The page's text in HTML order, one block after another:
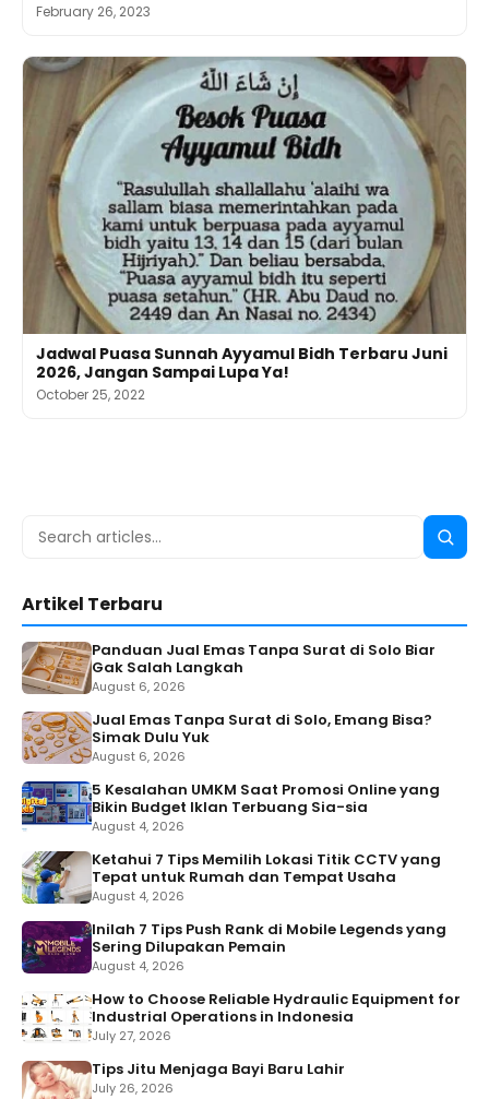
February 26, 2023
Jadwal Puasa Sunnah Ayyamul Bidh Terbaru Juni
2026, Jangan Sampai Lupa Ya!
October 25, 2022
Search
Search
Artikel Terbaru
Panduan Jual Emas Tanpa Surat di Solo Biar
Gak Salah Langkah
August 6, 2026
Jual Emas Tanpa Surat di Solo, Emang Bisa?
Simak Dulu Yuk
August 6, 2026
5 Kesalahan UMKM Saat Promosi Online yang
Bikin Budget Iklan Terbuang Sia-sia
August 4, 2026
Ketahui 7 Tips Memilih Lokasi Titik CCTV yang
Tepat untuk Rumah dan Tempat Usaha
August 4, 2026
Inilah 7 Tips Push Rank di Mobile Legends yang
Sering Dilupakan Pemain
August 4, 2026
How to Choose Reliable Hydraulic Equipment for
Industrial Operations in Indonesia
July 27, 2026
Tips Jitu Menjaga Bayi Baru Lahir
July 26, 2026